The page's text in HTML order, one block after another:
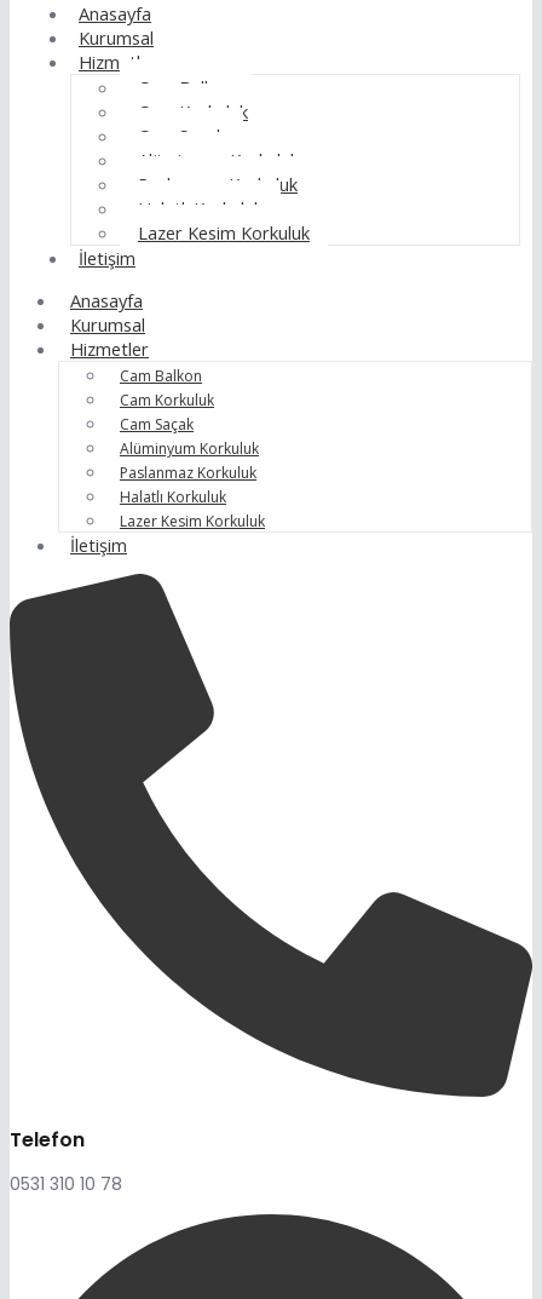
Anasayfa
Kurumsal
Hizmetler
Cam Balkon
Cam Korkuluk
Cam Saçak
Alüminyum Korkuluk
Paslanmaz Korkuluk
Halatlı Korkuluk
Lazer Kesim Korkuluk
İletişim
Anasayfa
Kurumsal
Hizmetler
Cam Balkon
Cam Korkuluk
Cam Saçak
Alüminyum Korkuluk
Paslanmaz Korkuluk
Halatlı Korkuluk
Lazer Kesim Korkuluk
İletişim
Telefon
0531 310 10 78